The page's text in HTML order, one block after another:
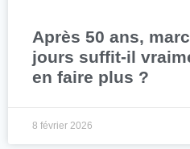
Après 50 ans,
jours suffit-il
en faire plus ?
8 février 2026